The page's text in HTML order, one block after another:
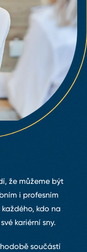
že můžeme být
i profesním
kdo na
kariérní sny.
součástí